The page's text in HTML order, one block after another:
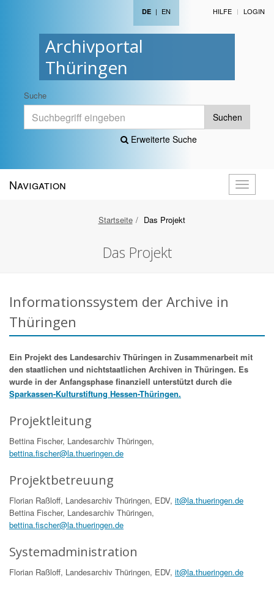
Archivportal
Thüringen
DE | EN HILFE LOGIN
Suche
Suchen
Erweiterte Suche
öffnen
Navigation
Startseite Das Projekt
Das Projekt
Informationssystem der Archive in
Thüringen
Ein Projekt des Landesarchiv Thüringen in Zusammenarbeit mit
den staatlichen und nichtstaatlichen Archiven in Thüringen. Es
wurde in der Anfangsphase finanziell unterstützt durch die
Sparkassen-Kulturstiftung Hessen-Thüringen.
Projektleitung
Bettina Fischer, Landesarchiv Thüringen,
bettina.fischer@la.thueringen.de
Projektbetreuung
Florian Raßloff, Landesarchiv Thüringen, EDV, it@la.thueringen.de
Bettina Fischer, Landesarchiv Thüringen,
bettina.fischer@la.thueringen.de
Systemadministration
Florian Raßloff, Landesarchiv Thüringen, EDV, it@la.thueringen.de